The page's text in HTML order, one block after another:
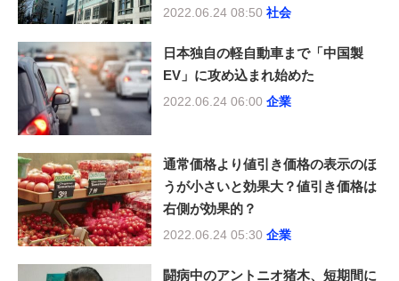
2022.06.24 08:50 社会
日本独自の軽自動車まで「中国製
EV」に攻め込まれ始めた
2022.06.24 06:00 企業
通常価格より値引き価格の表示のほ
うが小さいと効果大？値引き価格は
右側が効果的？
2022.06.24 05:30 企業
闘病中のアントニオ猪木、短期間に